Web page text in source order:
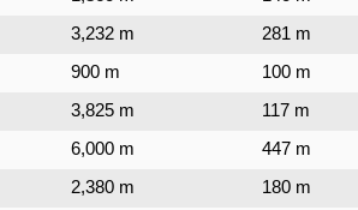
3,232 m 281 m
900 m 100 m
3,825 m 117 m
6,000 m 447 m
2,380 m 180 m